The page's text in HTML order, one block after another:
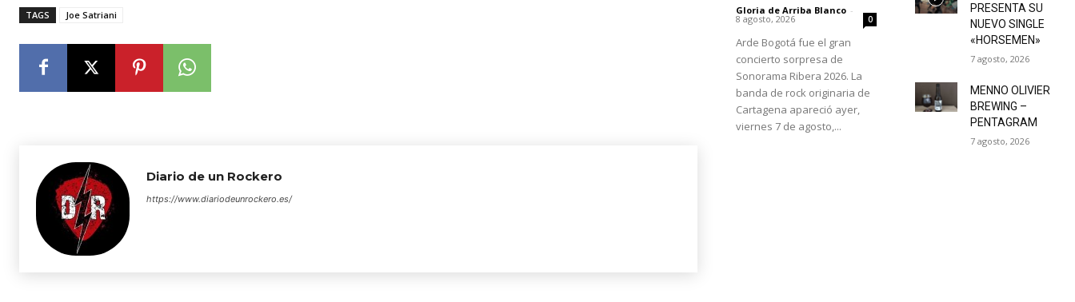
TAGS Joe Satriani
Diario de un Rockero
https://www.diariodeunrockero.es/
Gloria de Arriba Blanco -
8 agosto, 2026 0
Arde Bogotá fue el gran
concierto sorpresa de
Sonorama Ribera 2026. La
banda de rock originaria de
Cartagena apareció ayer,
viernes 7 de agosto,...
PRESENTA SU
NUEVO SINGLE
«HORSEMEN»
7 agosto, 2026
MENNO OLIVIER
BREWING –
PENTAGRAM
7 agosto, 2026